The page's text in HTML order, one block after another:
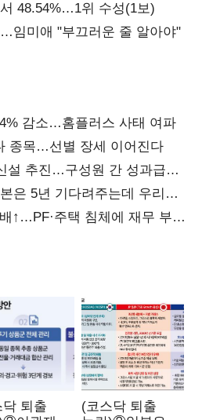
48.54%…1위 수성(1보)
임미애 "부끄러운 줄 알아야"
감소…홈플러스 사태 여파
종목…선별 장세 이어진다
설 추진…구성원 간 성과급
은 5년 기다려주는데 우리는
부족한 코스닥 구하기
↑…PF·주택 침체에 재무 부담
닥 퇴출
(코스닥 퇴출